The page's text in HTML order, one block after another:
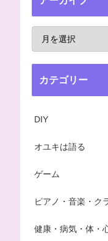
カテゴリー
DIY
オユキは語る
ゲーム
ピアノ・音楽・ク
健康・病気・体・